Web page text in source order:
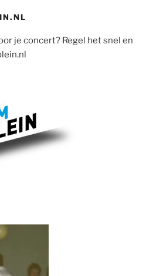
je concert? Regel het snel en